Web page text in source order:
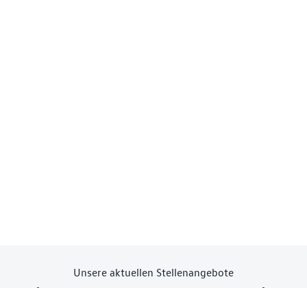
Unsere aktuellen Stellenangebote